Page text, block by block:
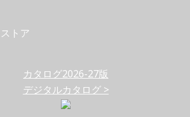
トア
カタログ2026-27版
デジタルカタログ >